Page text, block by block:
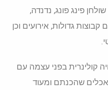
פינג פונג, נדנדה,
גדולות, אירועים וכן
קולינרית בפני עצמה עם
שהכנתם ומעוד